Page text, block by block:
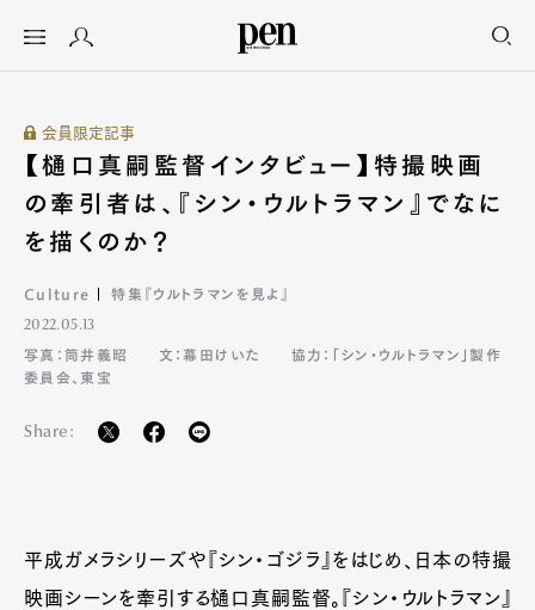
会員限定記事
【樋口真嗣監督インタビュー】特撮映画
の牽引者は、『シン・ウルトラマン』でなに
を描くのか？
Culture 特集『ウルトラマンを⾒よ』
2022.05.13
写真：筒井義昭
文：幕田けいた
協力：「シン・ウルトラマン」製作
委員会、東宝
Share:
平成ガメラシリーズや『シン・ゴジラ』をはじめ、日本の特撮
映画シーンを牽引する樋口真嗣監督。『シン・ウルトラマン』